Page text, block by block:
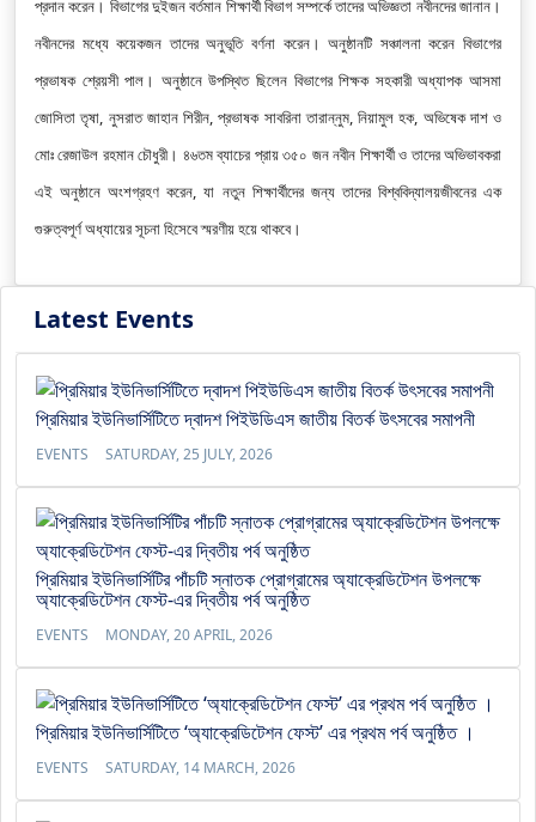
প্রদান করেন। বিভাগের দুইজন বর্তমান শিক্ষার্থী বিভাগ সম্পর্কে তাদের অভিজ্ঞতা নবীনদের জানান।
নবীনদের মধ্যে কয়েকজন তাদের অনুভূতি বর্ণনা করেন। অনুষ্ঠানটি সঞ্চালনা করেন বিভাগের
প্রভাষক শ্রেয়সী পাল। অনুষ্ঠানে উপস্থিত ছিলেন বিভাগের শিক্ষক সহকারী অধ্যাপক আসমা
জোসিতা তৃষা, নুসরাত জাহান শিরীন, প্রভাষক সাবরিনা তারান্নুম, নিয়ামুল হক, অভিষেক দাশ ও
মোঃ রেজাউল রহমান চৌধুরী। ৪৬তম ব্যাচের প্রায় ৩৫০ জন নবীন শিক্ষার্থী ও তাদের অভিভাবকরা
এই অনুষ্ঠানে অংশগ্রহণ করেন, যা নতুন শিক্ষার্থীদের জন্য তাদের বিশ্ববিদ্যালয়জীবনের এক
গুরুত্বপূর্ণ অধ্যায়ের সূচনা হিসেবে স্মরণীয় হয়ে থাকবে।
Latest Events
প্রিমিয়ার ইউনিভার্সিটিতে দ্বাদশ পিইউডিএস জাতীয় বিতর্ক উৎসবের সমাপনী
EVENTS SATURDAY, 25 JULY, 2026
প্রিমিয়ার ইউনিভার্সিটির পাঁচটি স্নাতক প্রোগ্রামের অ্যাক্রেডিটেশন উপলক্ষে
অ্যাক্রেডিটেশন ফেস্ট-এর দ্বিতীয় পর্ব অনুষ্ঠিত
EVENTS MONDAY, 20 APRIL, 2026
প্রিমিয়ার ইউনিভার্সিটিতে ‘অ্যাক্রেডিটেশন ফেস্ট’ এর প্রথম পর্ব অনুষ্ঠিত ।
EVENTS SATURDAY, 14 MARCH, 2026